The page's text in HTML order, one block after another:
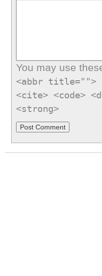
You may use
<abbr title="">
<cite> <code>
<strong>